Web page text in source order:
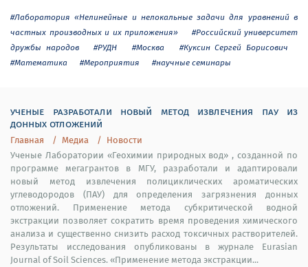
#Лаборатория «Нелинейные и нелокальные задачи для уравнений в
частных производных и их приложения»
#Российский университет
дружбы народов
#РУДН #Москва
#Куксин Сергей Борисович
#Математика
#Мероприятия #научные семинары
ученые разработали новый метод извлечения пау из
донных отложений
Главная Медиа
Новости
Ученые Лаборатории «Геохимии природных вод» , созданной по
программе мегагрантов в МГУ, разработали и адаптировали
новый метод извлечения полициклических ароматических
углеводородов (ПАУ) для определения загрязнения донных
отложений. Применение метода субкритической водной
экстракции позволяет сократить время проведения химического
анализа и существенно снизить расход токсичных растворителей.
Результаты исследования опубликованы в журнале Eurasian
Journal of Soil Sciences. «Применение метода экстракции...